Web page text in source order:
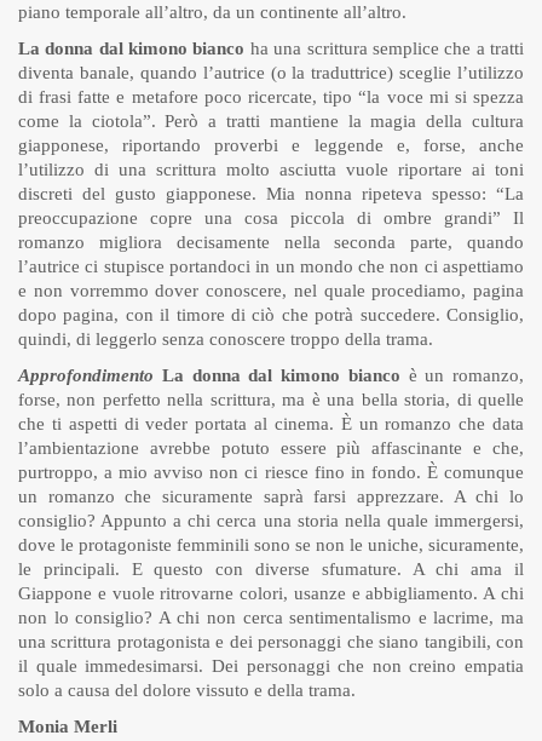
piano temporale all’altro, da un continente all’altro.
La donna dal kimono bianco ha una scrittura semplice che a tratti
diventa banale, quando l’autrice (o la traduttrice) sceglie l’utilizzo
di frasi fatte e metafore poco ricercate, tipo “la voce mi si spezza
come la ciotola”. Però a tratti mantiene la magia della cultura
giapponese, riportando proverbi e leggende e, forse, anche
l’utilizzo di una scrittura molto asciutta vuole riportare ai toni
discreti del gusto giapponese. Mia nonna ripeteva spesso: “La
preoccupazione copre una cosa piccola di ombre grandi” Il
romanzo migliora decisamente nella seconda parte, quando
l’autrice ci stupisce portandoci in un mondo che non ci aspettiamo
e non vorremmo dover conoscere, nel quale procediamo, pagina
dopo pagina, con il timore di ciò che potrà succedere. Consiglio,
quindi, di leggerlo senza conoscere troppo della trama.
Approfondimento La donna dal kimono bianco è un romanzo,
forse, non perfetto nella scrittura, ma è una bella storia, di quelle
che ti aspetti di veder portata al cinema. È un romanzo che data
l’ambientazione avrebbe potuto essere più affascinante e che,
purtroppo, a mio avviso non ci riesce fino in fondo. È comunque
un romanzo che sicuramente saprà farsi apprezzare. A chi lo
consiglio? Appunto a chi cerca una storia nella quale immergersi,
dove le protagoniste femminili sono se non le uniche, sicuramente,
le principali. E questo con diverse sfumature. A chi ama il
Giappone e vuole ritrovarne colori, usanze e abbigliamento. A chi
non lo consiglio? A chi non cerca sentimentalismo e lacrime, ma
una scrittura protagonista e dei personaggi che siano tangibili, con
il quale immedesimarsi. Dei personaggi che non creino empatia
solo a causa del dolore vissuto e della trama.
Monia Merli